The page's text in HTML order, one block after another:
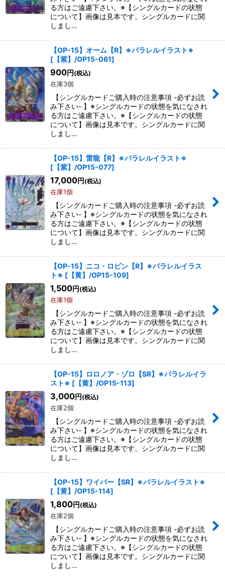
る方はご遠慮下さい。※【シングルカードの状態
について】画像は見本です。シングルカードに関
しまし…
【OP-15】オーム【R】※パラレルイラスト※
[ 【紫】/OP15-061]
900円 (税込)
在庫3個
【シングルカードご購入時の注意事項 -必ずお読
み下さい- 】※シングルカードの状態を気になされ
る方はご遠慮下さい。※【シングルカードの状態
について】画像は見本です。シングルカードに関
しまし…
【OP-15】雷龍【R】※パラレルイラスト※
[ 【紫】/OP15-077]
17,000円 (税込)
在庫1個
【シングルカードご購入時の注意事項 -必ずお読
み下さい- 】※シングルカードの状態を気になされ
る方はご遠慮下さい。※【シングルカードの状態
について】画像は見本です。シングルカードに関
しまし…
【OP-15】ニコ・ロビン【R】※パラレルイラス
ト※ [ 【黄】/OP15-109]
1,500円 (税込)
在庫1個
【シングルカードご購入時の注意事項 -必ずお読
み下さい- 】※シングルカードの状態を気になされ
る方はご遠慮下さい。※【シングルカードの状態
について】画像は見本です。シングルカードに関
しまし…
【OP-15】ロロノア・ゾロ【SR】※パラレルイラ
スト※ [ 【黄】/OP15-113]
3,000円 (税込)
在庫2個
【シングルカードご購入時の注意事項 -必ずお読
み下さい- 】※シングルカードの状態を気になされ
る方はご遠慮下さい。※【シングルカードの状態
について】画像は見本です。シングルカードに関
しまし…
【OP-15】ワイパー【SR】※パラレルイラスト※
[ 【黄】/OP15-114]
1,800円 (税込)
在庫2個
【シングルカードご購入時の注意事項 -必ずお読
み下さい- 】※シングルカードの状態を気になされ
る方はご遠慮下さい。※【シングルカードの状態
について】画像は見本です。シングルカードに関
しまし…